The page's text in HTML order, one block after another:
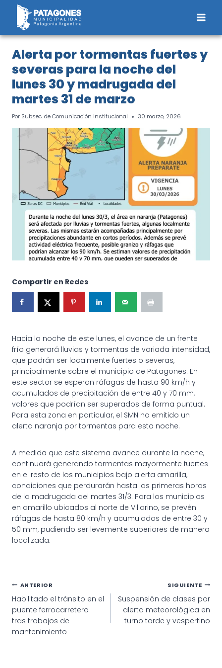
Saltar
contenido
Alerta por tormentas fuertes y
severas para la noche del
lunes 30 y madrugada del
martes 31 de marzo
Por Subsec. de Comunicación Institucional 30 marzo, 2026
Compartir en Redes
Hacia la noche de este lunes, el avance de un frente
frío generará lluvias y tormentas de variada intensidad,
que podrán ser localmente fuertes o severas,
principalmente sobre el municipio de Patagones. En
este sector se esperan ráfagas de hasta 90 km/h y
acumulados de precipitación de entre 40 y 70 mm,
valores que podrían ser superados de forma puntual.
Para esta zona en particular, el SMN ha emitido un
alerta naranja por tormentas para esta noche.
A medida que este sistema avance durante la noche,
continuará generando tormentas mayormente fuertes
en el resto de los municipios bajo alerta amarilla,
condiciones que perdurarán hasta las primeras horas
de la madrugada del martes 31/3. Para los municipios
en amarillo ubicados al norte de Villarino, se prevén
ráfagas de hasta 80 km/h y acumulados de entre 30 y
50 mm, pudiendo ser levemente superiores de manera
localizada.
Navegación
de
entradas
ANTERIOR
Habilitado el tránsito en el
puente ferrocarretero
tras trabajos de
mantenimiento
SIGUIENTE
Suspensión de clases por
alerta meteorológica en
turno tarde y vespertino